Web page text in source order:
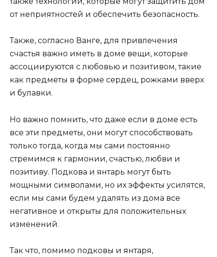
от неприятностей и обеспечить безопасность.
Также, согласно Ванге, для привлечения
счастья важно иметь в доме вещи, которые
ассоциируются с любовью и позитивом, такие
как предметы в форме сердец, рожками вверх
и булавки.
Но важно помнить, что даже если в доме есть
все эти предметы, они могут способствовать
только тогда, когда мы сами постоянно
стремимся к гармонии, счастью, любви и
позитиву. Подкова и янтарь могут быть
мощными символами, но их эффекты усилятся,
если мы сами будем удалять из дома все
негативное и открыты для положительных
изменений.
Так что, помимо подковы и янтаря,